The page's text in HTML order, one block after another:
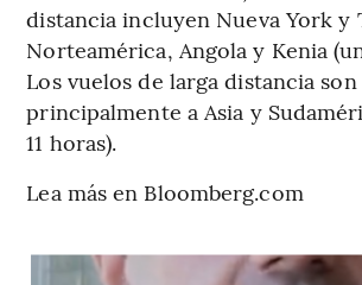
distancia incluyen Nueva York y
Norteamérica, Angola y Kenia
Los vuelos de larga distancia son
principalmente a Asia y
11 horas).
Lea más en Bloomberg.com